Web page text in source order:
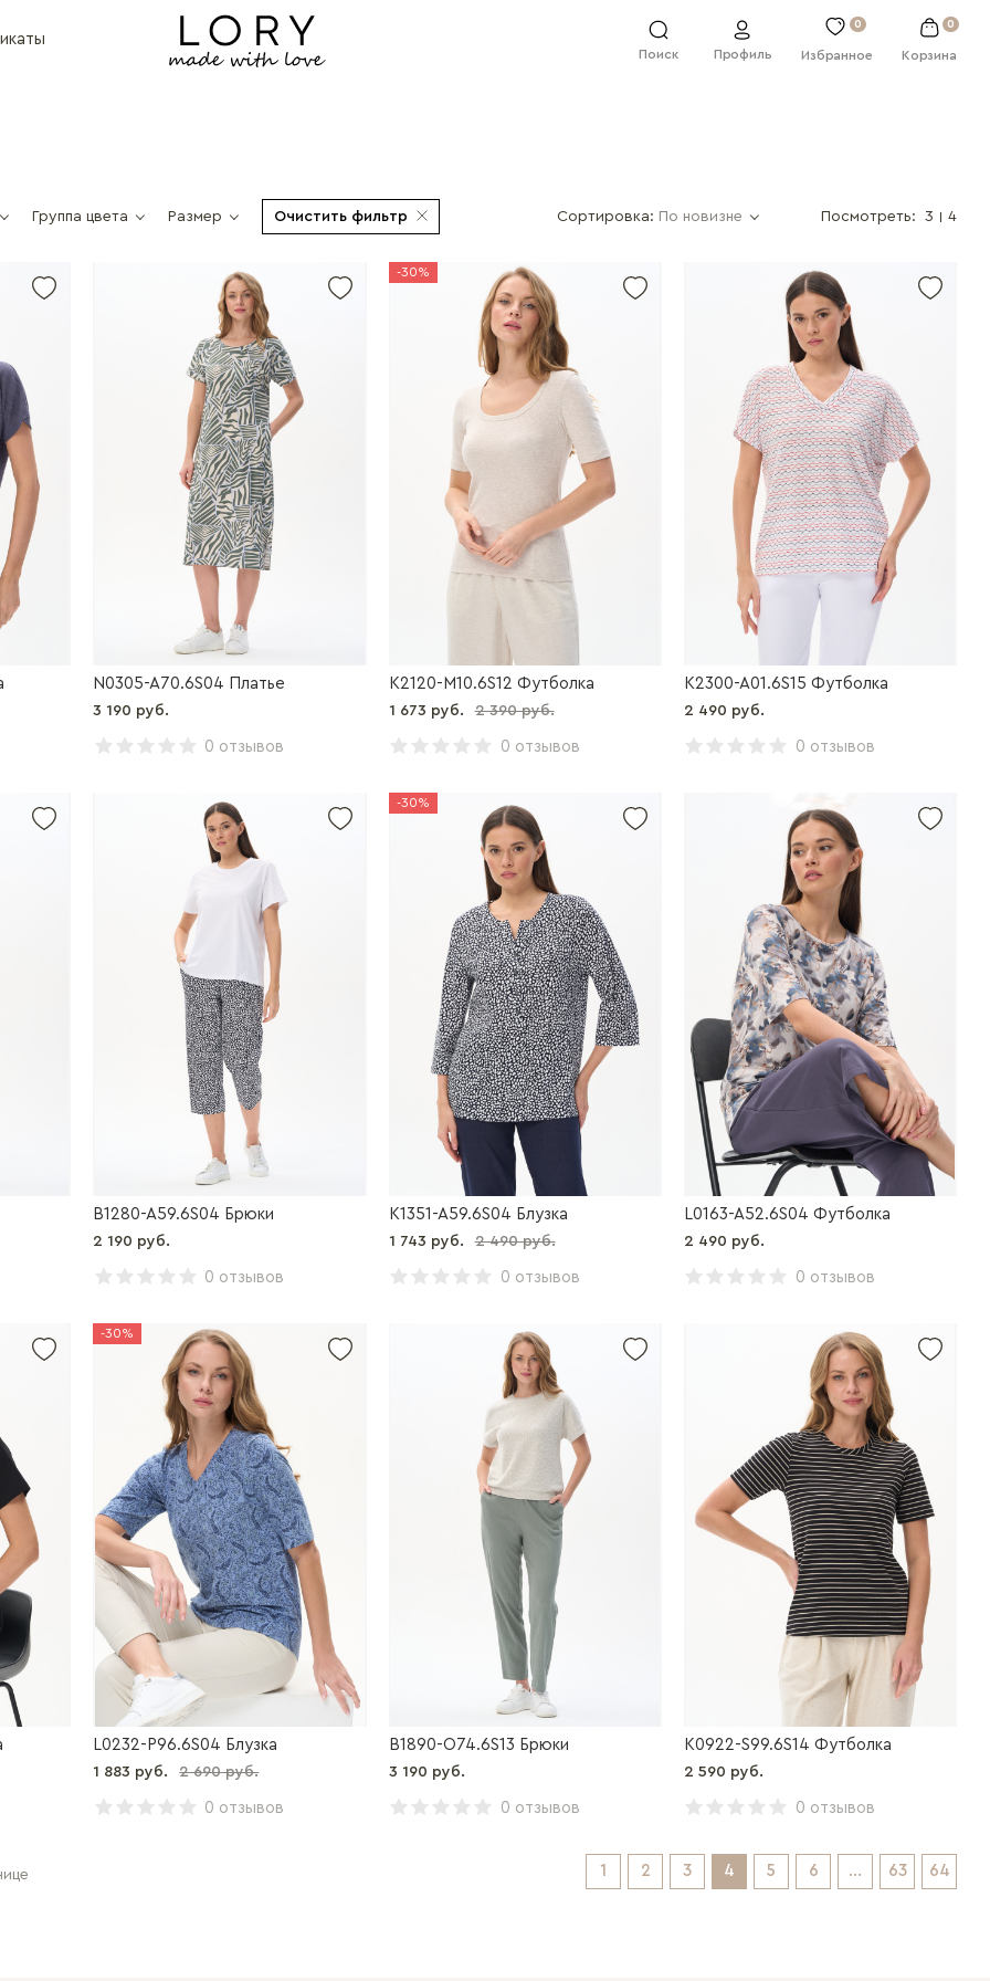
Поиск Профиль
0
Избранное
0
Корзина
Группа цвета Размер Очистить фильтр Сортировка: По новизне Посмотреть: 3 4
N0305-A70.6S04 Платье
3 190 руб.
0 отзывов
-30%
K2120-M10.6S12 Футболка
1 673 руб. 2 390 руб.
0 отзывов
K2300-A01.6S15 Футболка
2 490 руб.
0 отзывов
B1280-A59.6S04 Брюки
2 190 руб.
0 отзывов
-30%
K1351-A59.6S04 Блузка
1 743 руб. 2 490 руб.
0 отзывов
L0163-A52.6S04 Футболка
2 490 руб.
0 отзывов
-30%
L0232-P96.6S04 Блузка
1 883 руб. 2 690 руб.
0 отзывов
B1890-O74.6S13 Брюки
3 190 руб.
0 отзывов
K0922-S99.6S14 Футболка
2 590 руб.
0 отзывов
1 2 3 4 5 6 ... 63 64